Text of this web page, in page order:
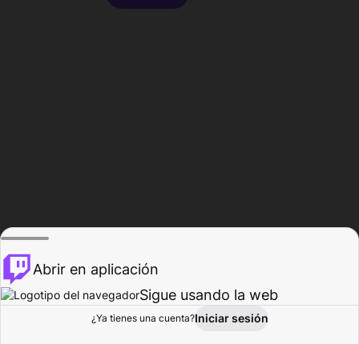
Explorar Actividad
Abrir en aplicación
Sigue usando la web
¿Ya tienes una cuenta?Iniciar sesión